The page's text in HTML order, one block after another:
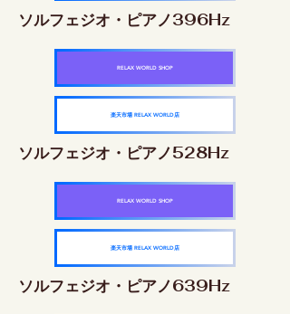
ソルフェジオ・ピアノ396Hz
RELAX WORLD SHOP
楽天市場 RELAX WORLD店
ソルフェジオ・ピアノ528Hz
RELAX WORLD SHOP
楽天市場 RELAX WORLD店
ソルフェジオ・ピアノ639Hz